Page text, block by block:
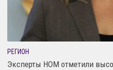
РЕГИОН
Эксперты НОМ отметили